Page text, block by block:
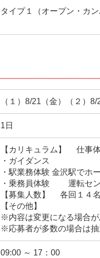
タイプ１（オープン・カン
（１）8/21（金）（２）
1日
【カリキュラム】 仕事
・ガイダンス
・駅業務体験 金沢駅でホ
・乗務員体験 運転セン
【募集人数】 各回１４名
【その他】
※内容は変更になる場合
※応募者が多数の場合は抽
09:00 ～ 17：00